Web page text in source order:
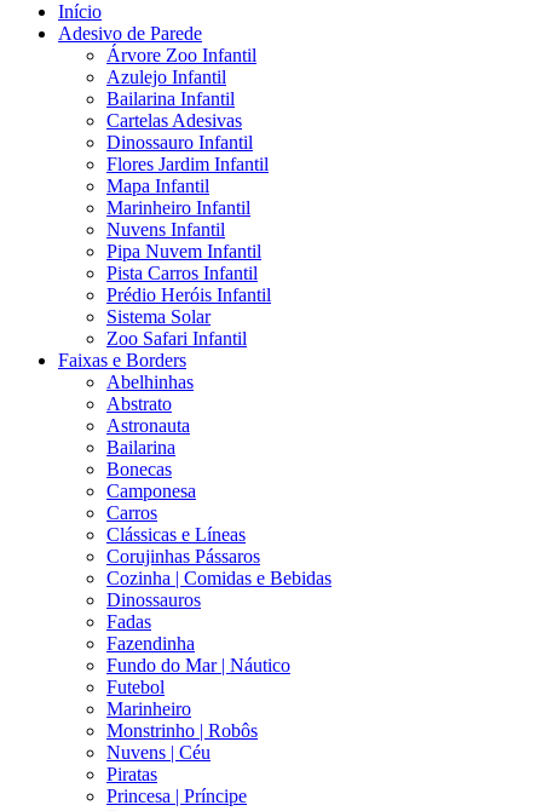
Início
Adesivo de Parede
Árvore Zoo Infantil
Azulejo Infantil
Bailarina Infantil
Cartelas Adesivas
Dinossauro Infantil
Flores Jardim Infantil
Mapa Infantil
Marinheiro Infantil
Nuvens Infantil
Pipa Nuvem Infantil
Pista Carros Infantil
Prédio Heróis Infantil
Sistema Solar
Zoo Safari Infantil
Faixas e Borders
Abelhinhas
Abstrato
Astronauta
Bailarina
Bonecas
Camponesa
Carros
Clássicas e Líneas
Corujinhas Pássaros
Cozinha | Comidas e Bebidas
Dinossauros
Fadas
Fazendinha
Fundo do Mar | Náutico
Futebol
Marinheiro
Monstrinho | Robôs
Nuvens | Céu
Piratas
Princesa | Príncipe